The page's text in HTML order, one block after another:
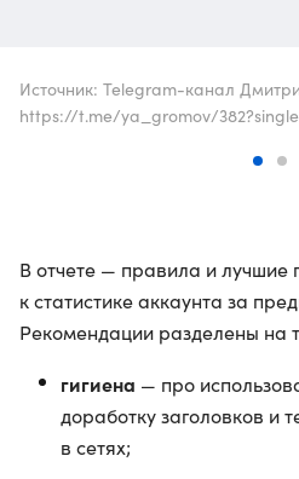
Источник: Telegram-канал
https://t.me/ya_gromov/382?single
В отчете — правила и лучшие
к статистике аккаунта за
Рекомендации разделены на
гигиена — про
доработку заголовков и
в сетях;